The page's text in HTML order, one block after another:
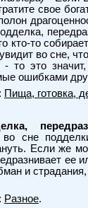
свое
кто-то
во сне,
то это
ошибками
Пища, готовка,
сне
Если же
ее
и
Разное.